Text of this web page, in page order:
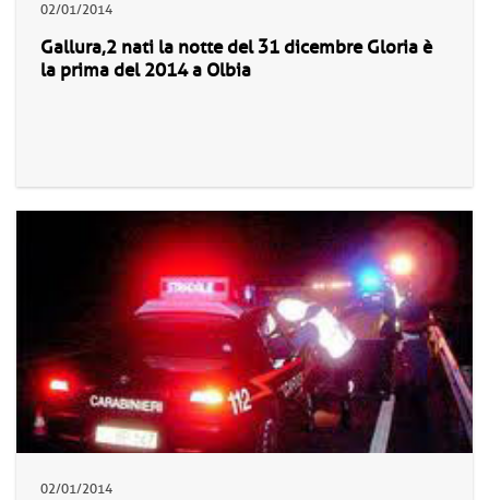
02/01/2014
Gallura,2 nati la notte del 31 dicembre Gloria è
la prima del 2014 a Olbia
02/01/2014